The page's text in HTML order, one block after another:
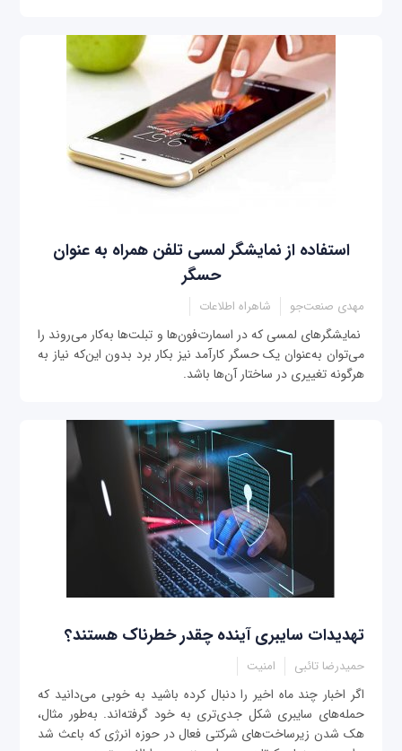
استفاده از نمایشگر لمسی تلفن همراه به‌ عنوان
حسگر
مهدی صنعت‌جو شاهراه اطلاعات
نمایشگرهای لمسی که در اسمارت‌فون‌ها و تبلت‌ها به‌کار می‌روند را
می‌توان به‌عنوان یک حسگر کارآمد نیز بکار برد بدون این‌که نیاز به
هرگونه تغییری در ساختار آن‌ها باشد.
تهدیدات سایبری آینده چقدر خطرناک هستند؟
حمیدرضا تائبی امنیت
اگر اخبار چند ماه اخیر را دنبال کرده باشید به خوبی می‌دانید که
حمله‌های سایبری شکل جدی‌تری به خود گرفته‌اند. به‌طور مثال،
هک شدن زیرساخت‌های شرکتی فعال در حوزه انرژی که باعث شد